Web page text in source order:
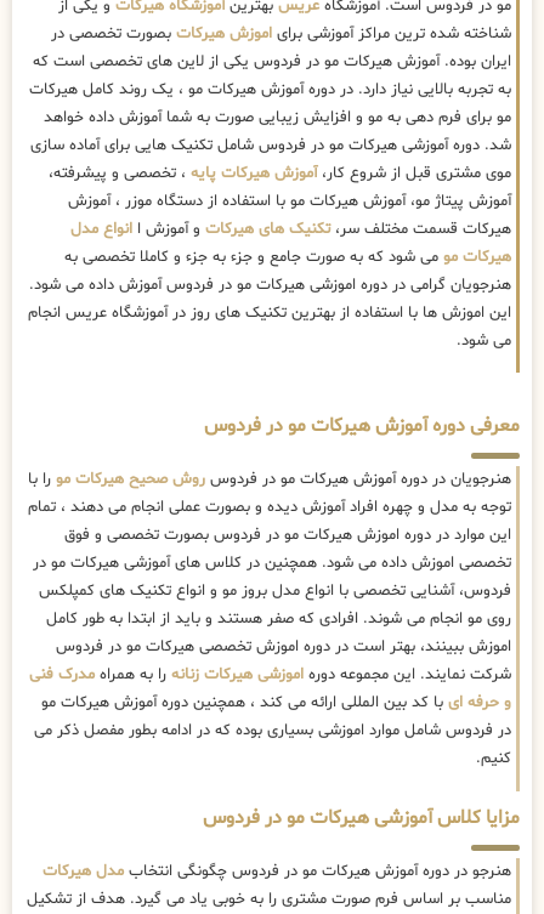
مو در فردوس است. آموزشگاه عریس بهترینآموزشگاه هیرکات و یکی از
شناخته شده ترین مراکز آموزشی برای اموزش هیرکات بصورت تخصصی در
ایران بوده. آموزش هیرکات مو در فردوس یکی از لاین های تخصصی است که
به تجربه بالایی نیاز دارد. در دوره آموزش هیرکات مو ، یک روند کامل هیرکات
مو برای فرم دهی به مو و افزایش زیبایی صورت به شما آموزش داده خواهد
شد. دوره آموزشی هیرکات مو در فردوس شامل تکنیک هایی برای آماده سازی
موی مشتری قبل از شروع کار،آموزش هیرکات پایه ، تخصصی و پیشرفته،
آموزش پیتاژ مو، آموزش هیرکات مو با استفاده از دستگاه موزر ، آموزش
هیرکات قسمت مختلف سر،تکنیک های هیرکات و آموزش ا انواع مدل
هیرکات مو می شود که به صورت جامع و جزء به جزء و کاملا تخصصی به
هنرجویان گرامی در دوره اموزشی هیرکات مو در فردوس آموزش داده می شود.
این اموزش ها با استفاده از بهترین تکنیک های روز در آموزشگاه عریس انجام
می شود.
معرفی دوره آموزش هیرکات مو در فردوس
هنرجویان در دوره آموزش هیرکات مو در فردوس روش صحیح هیرکات مو را با
توجه به مدل و چهره افراد آموزش دیده و بصورت عملی انجام می دهند ، تمام
این موارد در دوره اموزش هیرکات مو در فردوس بصورت تخصصی و فوق
تخصصی اموزش داده می شود. همچنین در کلاس های آموزشی هیرکات مو در
فردوس، آشنایی تخصصی با انواع مدل بروز مو و انواع تکنیک های کمپلکس
روی مو انجام می شوند. افرادی که صفر هستند و باید از ابتدا به طور کامل
اموزش ببینند، بهتر است در دوره اموزش تخصصی هیرکات مو در فردوس
شرکت نمایند. این مجموعه دوره اموزشی هیرکات زنانه را به همراه مدرک فنی
و حرفه ای با کد بین المللی ارائه می کند ، همچنین دوره آموزش هیرکات مو
در فردوس شامل موارد اموزشی بسیاری بوده که در ادامه بطور مفصل ذکر می
کنیم.
مزایا کلاس آموزشی هیرکات مو در فردوس
هنرجو در دوره آموزش هیرکات مو در فردوس چگونگی انتخاب مدل هیرکات
مناسب بر اساس فرم صورت مشتری را به خوبی یاد می گیرد. هدف از تشکیل